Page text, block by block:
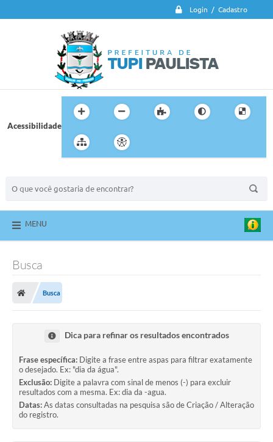
Login / Cadastro
Acessibilidade
MENU
Busca
Busca
Dica para refinar os resultados encontrados
Frase específica: Digite a frase entre aspas para filtrar exatamente
o desejado. Ex: "dia da água".
Exclusão: Digite a palavra com sinal de menos (-) para excluir
resultados com a mesma. Ex: dia da -agua.
Datas:As datas consultadas na pesquisa são de Criação / Alteração
do registro.